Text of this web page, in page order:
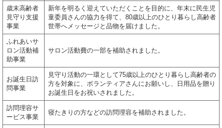
歳末高齢者
見守り支援
事業
新年を明るく迎えていただくことを目的に、年末に民生児
童委員さんの協力を得て、80歳以上のひとり暮らし高齢者
世帯へメッセージと品物を届けました。
ふれあいサ
ロン活動補
助事業
サロン活動費の一部を補助されました。
お誕生日訪
問事業
見守り活動の一環として75歳以上のひとり暮らし高齢者の
方を対象に、ボランティアさんにお願いし、日用品を贈り
お誕生日をお祝いされました。
訪問理容サ
ービス事業
寝たきりの方などの訪問理容を補助されました。